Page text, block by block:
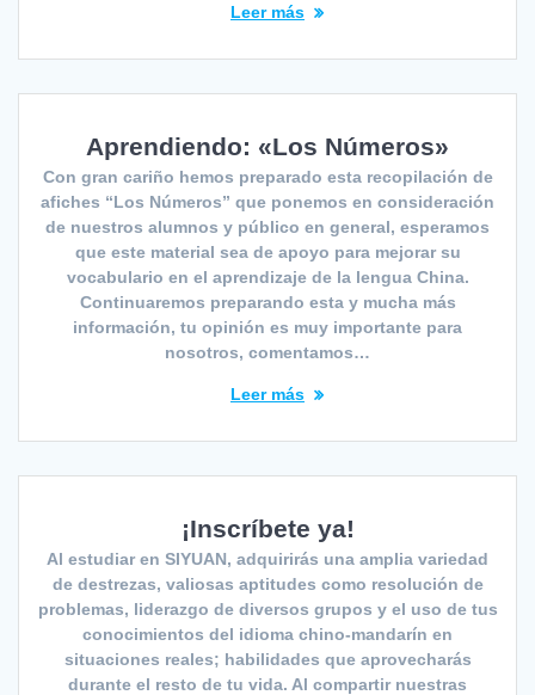
Leer más
Aprendiendo: «Los Números»
Con gran cariño hemos preparado esta recopilación de
afiches “Los Números” que ponemos en consideración
de nuestros alumnos y público en general, esperamos
que este material sea de apoyo para mejorar su
vocabulario en el aprendizaje de la lengua China.
Continuaremos preparando esta y mucha más
información, tu opinión es muy importante para
nosotros, comentamos…
Leer más
¡Inscríbete ya!
Al estudiar en SIYUAN, adquirirás una amplia variedad
de destrezas, valiosas aptitudes como resolución de
problemas, liderazgo de diversos grupos y el uso de tus
conocimientos del idioma chino-mandarín en
situaciones reales; habilidades que aprovecharás
durante el resto de tu vida. Al compartir nuestras